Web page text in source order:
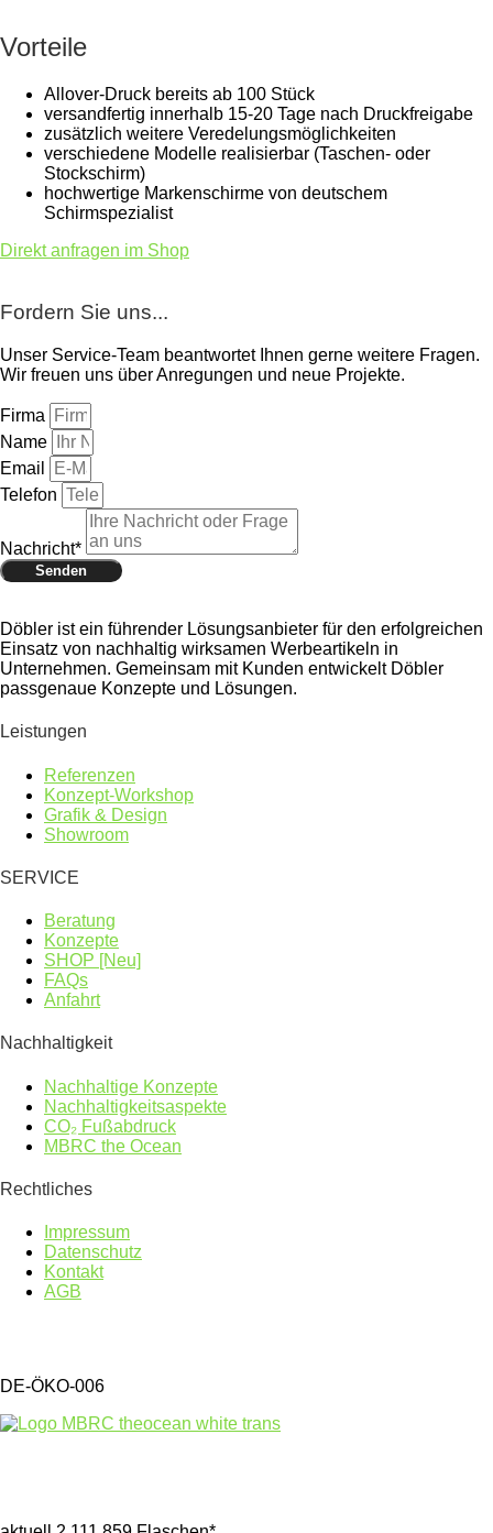
Vorteile
Allover-Druck bereits ab 100 Stück
versandfertig innerhalb 15-20 Tage nach Druckfreigabe
zusätzlich weitere Veredelungsmöglichkeiten
verschiedene Modelle realisierbar (Taschen- oder
Stockschirm)
hochwertige Markenschirme von deutschem
Schirmspezialist
Direkt anfragen im Shop
Fordern Sie uns...
Unser Service-Team beantwortet Ihnen gerne weitere Fragen.
Wir freuen uns über Anregungen und neue Projekte.
Firma
Name
Email
Telefon
Nachricht*
Senden
Döbler ist ein führender Lösungsanbieter für den erfolgreichen
Einsatz von nachhaltig wirksamen Werbeartikeln in
Unternehmen. Gemeinsam mit Kunden entwickelt Döbler
passgenaue Konzepte und Lösungen.
Leistungen
Referenzen
Konzept-Workshop
Grafik & Design
Showroom
SERVICE
Beratung
Konzepte
SHOP [Neu]
FAQs
Anfahrt
Nachhaltigkeit
Nachhaltige Konzepte
Nachhaltigkeitsaspekte
CO₂ Fußabdruck
MBRC the Ocean
Rechtliches
Impressum
Datenschutz
Kontakt
AGB
DE-ÖKO-006